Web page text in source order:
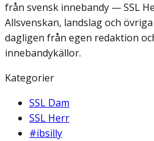
från svensk innebandy — SSL
Allsvenskan, landslag och
dagligen från egen redaktion
innebandykällor.
Kategorier
SSL Dam
SSL Herr
#ibsilly